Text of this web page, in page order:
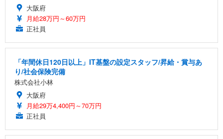
大阪府
月給28万円～60万円
正社員
「年間休日120日以上」IT基盤の設定スタッフ/昇給・賞与あ
り/社会保険完備
株式会社小林
大阪府
月給29万4,400円～70万円
正社員